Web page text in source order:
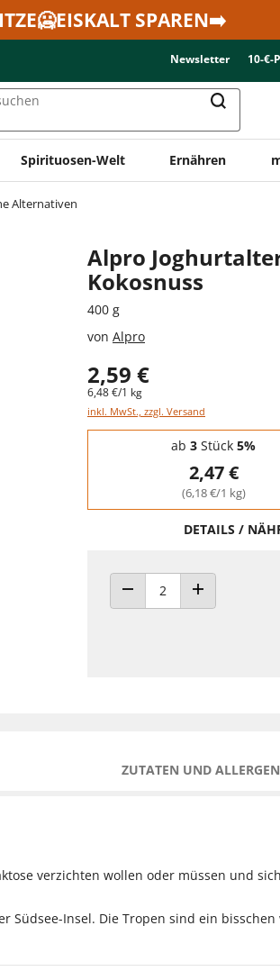
SPAREN➡️
Newsletter 10-€-
Spirituosen-Welt Ernähren
Alternativen
Alpro
Kokosnuss
400 g
von Alpro
2,59 €
6,48 €/1 kg
inkl. MwSt., zzgl. Versand
Staffelpreise - Mengenrabatt
ab 3 Stück 5%
2,47 €
(6,18 €/1 kg)
DETAILS /
ANZAHL VERRINGERN
ANZAHL
ZUTATEN UND
verzichten wollen oder müssen und
Insel. Die Tropen sind ein